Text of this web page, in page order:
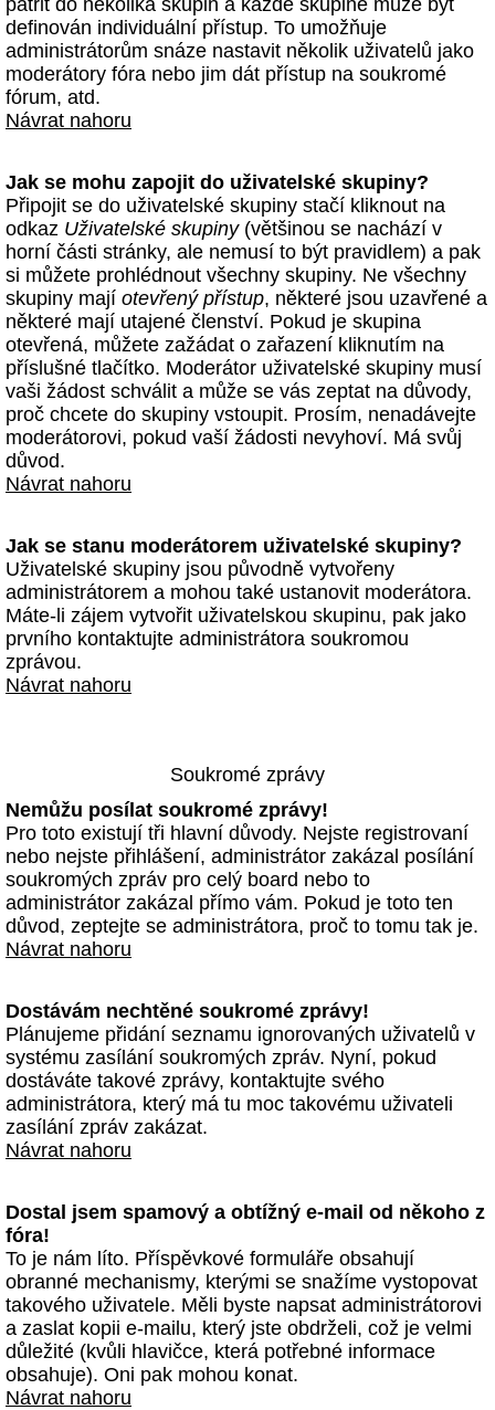
patřit do několika skupin a každé skupině může být
definován individuální přístup. To umožňuje
administrátorům snáze nastavit několik uživatelů jako
moderátory fóra nebo jim dát přístup na soukromé
fórum, atd.
Návrat nahoru
Jak se mohu zapojit do uživatelské skupiny?
Připojit se do uživatelské skupiny stačí kliknout na
odkaz Uživatelské skupiny(většinou se nachází v
horní části stránky, ale nemusí to být pravidlem) a pak
si můžete prohlédnout všechny skupiny. Ne všechny
skupiny mají otevřený přístup, některé jsou uzavřené a
některé mají utajené členství. Pokud je skupina
otevřená, můžete zažádat o zařazení kliknutím na
příslušné tlačítko. Moderátor uživatelské skupiny musí
vaši žádost schválit a může se vás zeptat na důvody,
proč chcete do skupiny vstoupit. Prosím, nenadávejte
moderátorovi, pokud vaší žádosti nevyhoví. Má svůj
důvod.
Návrat nahoru
Jak se stanu moderátorem uživatelské skupiny?
Uživatelské skupiny jsou původně vytvořeny
administrátorem a mohou také ustanovit moderátora.
Máte-li zájem vytvořit uživatelskou skupinu, pak jako
prvního kontaktujte administrátora soukromou
zprávou.
Návrat nahoru
Soukromé zprávy
Nemůžu posílat soukromé zprávy!
Pro toto existují tři hlavní důvody. Nejste registrovaní
nebo nejste přihlášení, administrátor zakázal posílání
soukromých zpráv pro celý board nebo to
administrátor zakázal přímo vám. Pokud je toto ten
důvod, zeptejte se administrátora, proč to tomu tak je.
Návrat nahoru
Dostávám nechtěné soukromé zprávy!
Plánujeme přidání seznamu ignorovaných uživatelů v
systému zasílání soukromých zpráv. Nyní, pokud
dostáváte takové zprávy, kontaktujte svého
administrátora, který má tu moc takovému uživateli
zasílání zpráv zakázat.
Návrat nahoru
Dostal jsem spamový a obtížný e-mail od někoho z
fóra!
To je nám líto. Příspěvkové formuláře obsahují
obranné mechanismy, kterými se snažíme vystopovat
takového uživatele. Měli byste napsat administrátorovi
a zaslat kopii e-mailu, který jste obdrželi, což je velmi
důležité (kvůli hlavičce, která potřebné informace
obsahuje). Oni pak mohou konat.
Návrat nahoru